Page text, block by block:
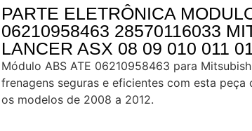
PARTE ELETRÔNICA
06210958463 28570116033
LANCER ASX 08 09 010 011
Módulo ABS ATE 06210958463 para
frenagens seguras e eficientes com esta
os modelos de 2008 a 2012.